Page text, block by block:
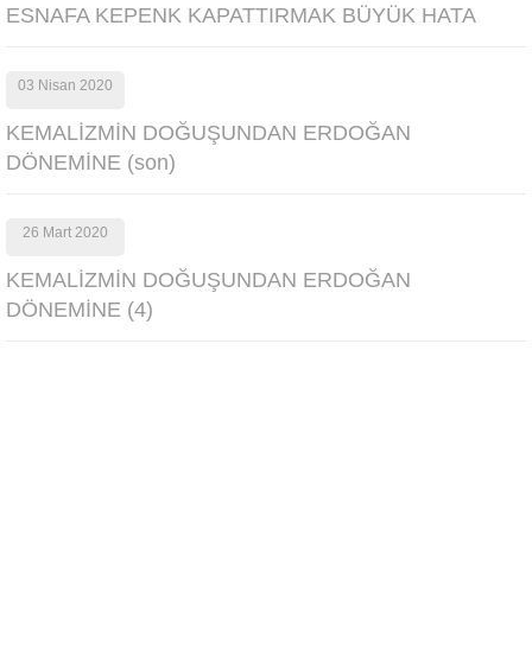
ESNAFA KEPENK KAPATTIRMAK BÜYÜK HATA
03 Nisan 2020
KEMALİZMİN DOĞUŞUNDAN ERDOĞAN
DÖNEMİNE (son)
26 Mart 2020
KEMALİZMİN DOĞUŞUNDAN ERDOĞAN
DÖNEMİNE (4)